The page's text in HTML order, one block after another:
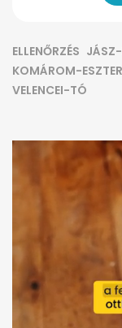
ELLENŐRZÉS
KOMÁROM-
VELENCEI-TÓ